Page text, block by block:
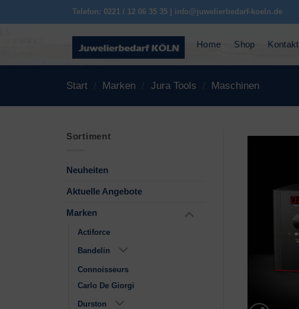
Telefon: 0221 / 12 06 35 35 | info@juwelierbedarf-koeln.de
Home Shop Kontakt
Start / Marken / Jura Tools / Maschinen
Sortiment
Neuheiten
Aktuelle Angebote
Marken
Actiforce
Bandelin
Connoisseurs
Carlo De Giorgi
Durston